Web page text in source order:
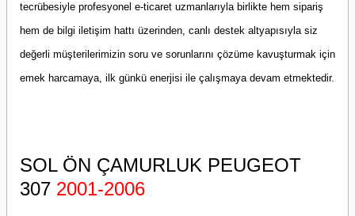
tecrübesiyle profesyonel e-ticaret uzmanlarıyla birlikte hem sipariş
hem de bilgi iletişim hattı üzerinden, canlı destek altyapısıyla siz
değerli müşterilerimizin soru ve sorunlarını çözüme kavuşturmak için
emek harcamaya, ilk günkü enerjisi ile çalışmaya devam etmektedir.
SOL ÖN ÇAMURLUK PEUGEOT
307 2001-2006